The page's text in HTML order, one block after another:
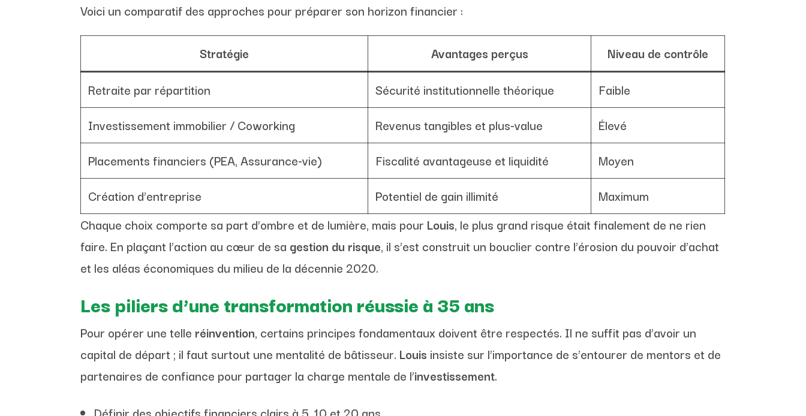
Voici un comparatif des approches pour préparer son horizon financier :
Stratégie Avantages perçus
Niveau de contrôle
Retraite par répartition
Sécurité institutionnelle théorique
Faible
Investissement immobilier / Coworking
Revenus tangibles et plus-value
Élevé
Placements financiers (PEA, Assurance-vie)
Fiscalité avantageuse et liquidité
Moyen
Création d’entreprise
Potentiel de gain illimité
Maximum
Chaque choix comporte sa part d’ombre et de lumière, mais pour Louis, le plus grand risque était finalement de ne rien
faire. En plaçant l’action au cœur de sa gestion du risque, il s’est construit un bouclier contre l’érosion du pouvoir d’achat
et les aléas économiques du milieu de la décennie 2020.
Les piliers d’une transformation réussie à 35 ans
Pour opérer une telle réinvention, certains principes fondamentaux doivent être respectés. Il ne suffit pas d’avoir un
capital de départ ; il faut surtout une mentalité de bâtisseur. Louis insiste sur l’importance de s’entourer de mentors et de
partenaires de confiance pour partager la charge mentale de l’investissement.